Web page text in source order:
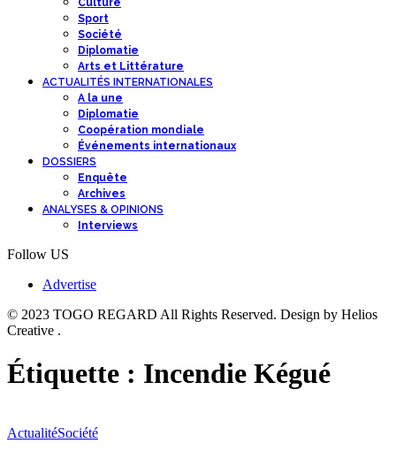
Culture
Sport
Société
Diplomatie
Arts et Littérature
ACTUALITÉS INTERNATIONALES
A la une
Diplomatie
Coopération mondiale
Événements internationaux
DOSSIERS
Enquête
Archives
ANALYSES & OPINIONS
Interviews
Follow US
Advertise
© 2023 TOGO REGARD All Rights Reserved. Design by Helios
Creative .
Étiquette : Incendie Kégué
ActualitéSociété